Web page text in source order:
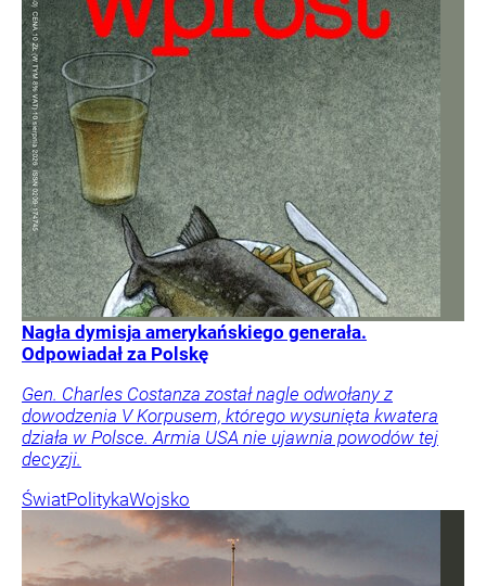
Nagła dymisja amerykańskiego generała.
Odpowiadał za Polskę
Gen. Charles Costanza został nagle odwołany z
dowodzenia V Korpusem, którego wysunięta kwatera
działa w Polsce. Armia USA nie ujawnia powodów tej
decyzji.
ŚwiatPolitykaWojsko